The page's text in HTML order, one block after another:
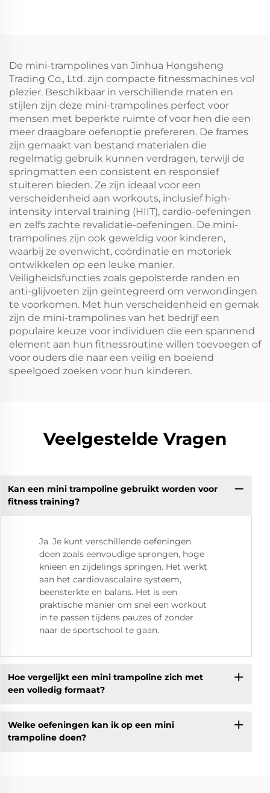
De mini-trampolines van Jinhua Hongsheng
Trading Co., Ltd. zijn compacte fitnessmachines vol
plezier. Beschikbaar in verschillende maten en
stijlen zijn deze mini-trampolines perfect voor
mensen met beperkte ruimte of voor hen die een
meer draagbare oefenoptie prefereren. De frames
zijn gemaakt van bestand materialen die
regelmatig gebruik kunnen verdragen, terwijl de
springmatten een consistent en responsief
stuiteren bieden. Ze zijn ideaal voor een
verscheidenheid aan workouts, inclusief high-
intensity interval training (HIIT), cardio-oefeningen
en zelfs zachte revalidatie-oefeningen. De mini-
trampolines zijn ook geweldig voor kinderen,
waarbij ze evenwicht, coördinatie en motoriek
ontwikkelen op een leuke manier.
Veiligheidsfuncties zoals gepolsterde randen en
anti-glijvoeten zijn geïntegreerd om verwondingen
te voorkomen. Met hun verscheidenheid en gemak
zijn de mini-trampolines van het bedrijf een
populaire keuze voor individuen die een spannend
element aan hun fitnessroutine willen toevoegen of
voor ouders die naar een veilig en boeiend
speelgoed zoeken voor hun kinderen.
Veelgestelde Vragen
Kan een mini trampoline gebruikt worden voor
fitness training?
Ja. Je kunt verschillende oefeningen
doen zoals eenvoudige sprongen, hoge
knieën en zijdelings springen. Het werkt
aan het cardiovasculaire systeem,
beensterkte en balans. Het is een
praktische manier om snel een workout
in te passen tijdens pauzes of zonder
naar de sportschool te gaan.
Hoe vergelijkt een mini trampoline zich met
een volledig formaat?
Welke oefeningen kan ik op een mini
trampoline doen?